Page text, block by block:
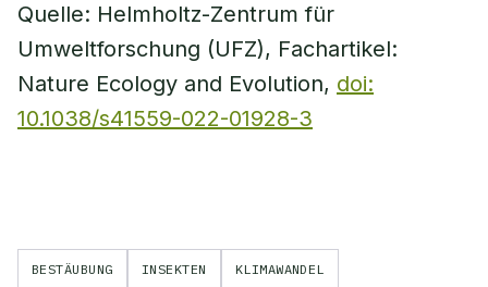
Quelle: Helmholtz-Zentrum für
Umweltforschung (UFZ), Fachartikel:
Nature Ecology and Evolution, doi:
10.1038/s41559-022-01928-3
BESTÄUBUNG INSEKTEN KLIMAWANDEL